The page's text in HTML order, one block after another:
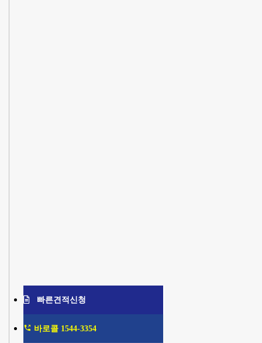
빠른견적신청
바로콜 1544-3354